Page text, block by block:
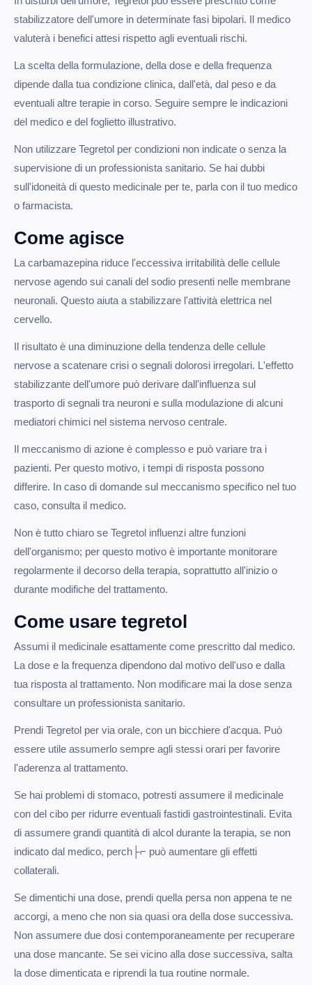
stabilizzatore dell'umore in determinate fasi bipolari. Il medico
valuterà i benefici attesi rispetto agli eventuali rischi.
La scelta della formulazione, della dose e della frequenza
dipende dalla tua condizione clinica, dall'età, dal peso e da
eventuali altre terapie in corso. Seguire sempre le indicazioni
del medico e del foglietto illustrativo.
Non utilizzare Tegretol per condizioni non indicate o senza la
supervisione di un professionista sanitario. Se hai dubbi
sull'idoneità di questo medicinale per te, parla con il tuo medico
o farmacista.
Come agisce
La carbamazepina riduce l'eccessiva irritabilità delle cellule
nervose agendo sui canali del sodio presenti nelle membrane
neuronali. Questo aiuta a stabilizzare l'attività elettrica nel
cervello.
Il risultato è una diminuzione della tendenza delle cellule
nervose a scatenare crisi o segnali dolorosi irregolari. L'effetto
stabilizzante dell'umore può derivare dall'influenza sul
trasporto di segnali tra neuroni e sulla modulazione di alcuni
mediatori chimici nel sistema nervoso centrale.
Il meccanismo di azione è complesso e può variare tra i
pazienti. Per questo motivo, i tempi di risposta possono
differire. In caso di domande sul meccanismo specifico nel tuo
caso, consulta il medico.
Non è tutto chiaro se Tegretol influenzi altre funzioni
dell'organismo; per questo motivo è importante monitorare
regolarmente il decorso della terapia, soprattutto all'inizio o
durante modifiche del trattamento.
Come usare tegretol
Assumi il medicinale esattamente come prescritto dal medico.
La dose e la frequenza dipendono dal motivo dell'uso e dalla
tua risposta al trattamento. Non modificare mai la dose senza
consultare un professionista sanitario.
Prendi Tegretol per via orale, con un bicchiere d'acqua. Può
essere utile assumerlo sempre agli stessi orari per favorire
l'aderenza al trattamento.
Se hai problemi di stomaco, potresti assumere il medicinale
con del cibo per ridurre eventuali fastidi gastrointestinali. Evita
di assumere grandi quantità di alcol durante la terapia, se non
indicato dal medico, perch├⌐ può aumentare gli effetti
collaterali.
Se dimentichi una dose, prendi quella persa non appena te ne
accorgi, a meno che non sia quasi ora della dose successiva.
Non assumere due dosi contemporaneamente per recuperare
una dose mancante. Se sei vicino alla dose successiva, salta
la dose dimenticata e riprendi la tua routine normale.